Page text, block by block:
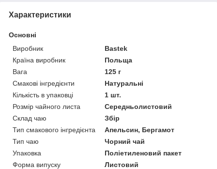
Характеристики
Основні
Виробник
Bastek
Країна виробник
Польща
Вага
125 г
Смакові інгредієнти
Натуральні
Кількість в упаковці
1 шт.
Розмір чайного листа
Середньолистовий
Склад чаю
Збір
Тип смакового інгредієнта
Апельсин, Бергамот
Тип чаю
Чорний чай
Упаковка
Поліетиленовий пакет
Форма випуску
Листовий